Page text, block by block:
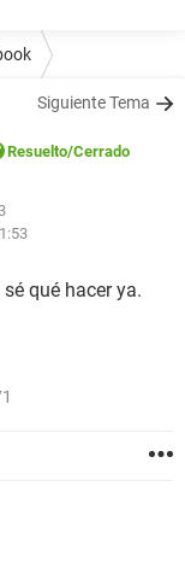
Siguiente Tema
Resuelto/Cerrado
qué hacer ya.